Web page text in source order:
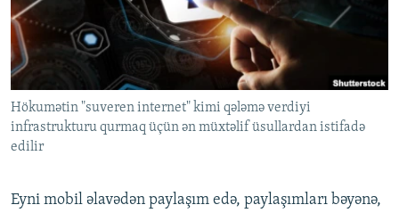
KARIKATURA
AZƏRBAYCAN ƏDƏBIYYATI KITABXANASI
İSLAM VƏ DEMOKRATIYA
İZ - MƏDƏNIYYƏT PROQRAMI
PEŞƏ ETIKASI VƏ JURNALISTIKA STANDARTLARIMIZ
MATERIALLARIMIZDAN ISTIFADƏ
AZADLIQRADIOSU MOBIL TELEFONUNUZDA
BIZIMLƏ ƏLAQƏ
BIZI IZLƏ
RFE/RL-in bütün saytları
Hökumətin "suveren internet" kimi qələmə verdiyi
infrastrukturu qurmaq üçün ən müxtəlif üsullardan istifadə
edilir
Eyni mobil əlavədən paylaşım edə, paylaşımları bəyənə,